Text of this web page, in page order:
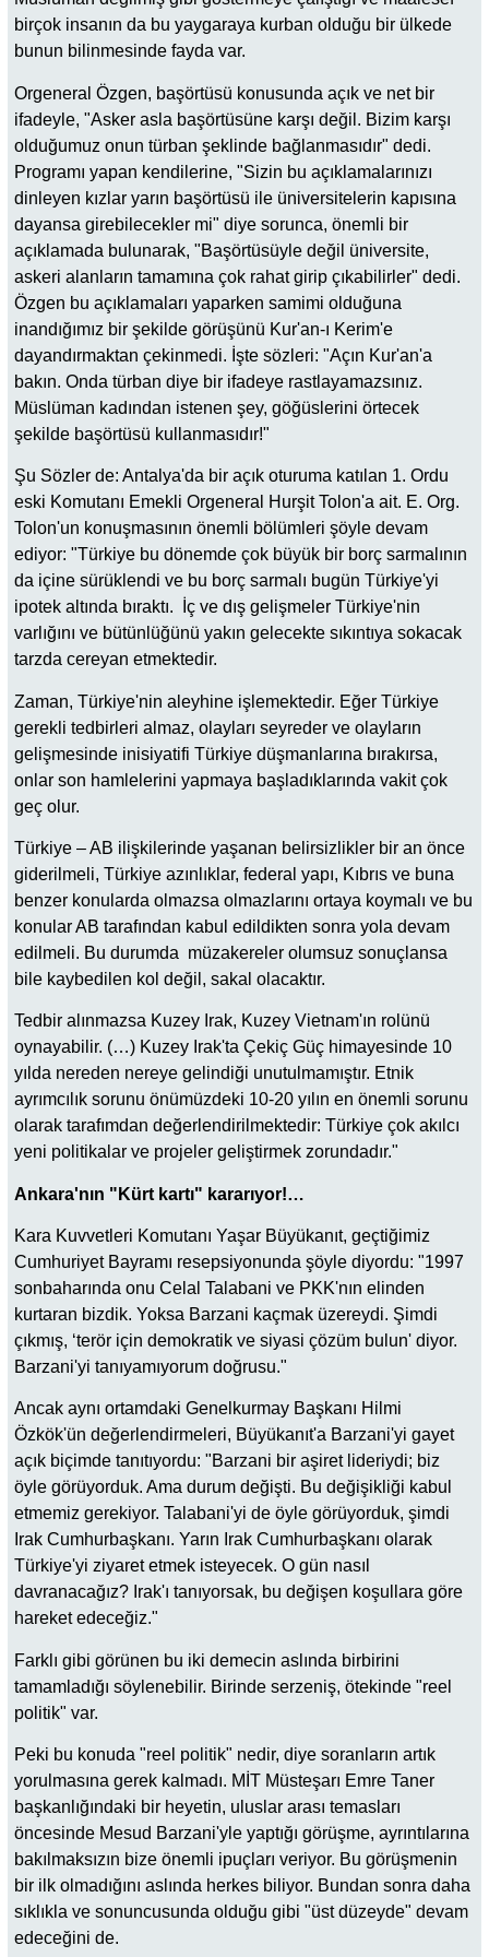
birçok insanın da bu yaygaraya kurban olduğu bir ülkede
bunun bilinmesinde fayda var.
Orgeneral Özgen, başörtüsü konusunda açık ve net bir
ifadeyle, "Asker asla başörtüsüne karşı değil. Bizim karşı
olduğumuz onun türban şeklinde bağlanmasıdır" dedi.
Programı yapan kendilerine, "Sizin bu açıklamalarınızı
dinleyen kızlar yarın başörtüsü ile üniversitelerin kapısına
dayansa girebilecekler mi" diye sorunca, önemli bir
açıklamada bulunarak, "Başörtüsüyle değil üniversite,
askeri alanların tamamına çok rahat girip çıkabilirler" dedi.
Özgen bu açıklamaları yaparken samimi olduğuna
inandığımız bir şekilde görüşünü Kur'an-ı Kerim'e
dayandırmaktan çekinmedi. İşte sözleri: "Açın Kur'an'a
bakın. Onda türban diye bir ifadeye rastlayamazsınız.
Müslüman kadından istenen şey, göğüslerini örtecek
şekilde başörtüsü kullanmasıdır!"
Şu Sözler de: Antalya'da bir açık oturuma katılan 1. Ordu
eski Komutanı Emekli Orgeneral Hurşit Tolon'a ait. E. Org.
Tolon'un konuşmasının önemli bölümleri şöyle devam
ediyor: "Türkiye bu dönemde çok büyük bir borç sarmalının
da içine sürüklendi ve bu borç sarmalı bugün Türkiye'yi
ipotek altında bıraktı. İç ve dış gelişmeler Türkiye'nin
varlığını ve bütünlüğünü yakın gelecekte sıkıntıya sokacak
tarzda cereyan etmektedir.
Zaman, Türkiye'nin aleyhine işlemektedir. Eğer Türkiye
gerekli tedbirleri almaz, olayları seyreder ve olayların
gelişmesinde inisiyatifi Türkiye düşmanlarına bırakırsa,
onlar son hamlelerini yapmaya başladıklarında vakit çok
geç olur.
Türkiye – AB ilişkilerinde yaşanan belirsizlikler bir an önce
giderilmeli, Türkiye azınlıklar, federal yapı, Kıbrıs ve buna
benzer konularda olmazsa olmazlarını ortaya koymalı ve bu
konular AB tarafından kabul edildikten sonra yola devam
edilmeli. Bu durumda müzakereler olumsuz sonuçlansa
bile kaybedilen kol değil, sakal olacaktır.
Tedbir alınmazsa Kuzey Irak, Kuzey Vietnam'ın rolünü
oynayabilir. (…) Kuzey Irak'ta Çekiç Güç himayesinde 10
yılda nereden nereye gelindiği unutulmamıştır. Etnik
ayrımcılık sorunu önümüzdeki 10-20 yılın en önemli sorunu
olarak tarafımdan değerlendirilmektedir: Türkiye çok akılcı
yeni politikalar ve projeler geliştirmek zorundadır."
Ankara'nın "Kürt kartı" kararıyor!…
Kara Kuvvetleri Komutanı Yaşar Büyükanıt, geçtiğimiz
Cumhuriyet Bayramı resepsiyonunda şöyle diyordu: "1997
sonbaharında onu Celal Talabani ve PKK'nın elinden
kurtaran bizdik. Yoksa Barzani kaçmak üzereydi. Şimdi
çıkmış, ‘terör için demokratik ve siyasi çözüm bulun' diyor.
Barzani'yi tanıyamıyorum doğrusu."
Ancak aynı ortamdaki Genelkurmay Başkanı Hilmi
Özkök'ün değerlendirmeleri, Büyükanıt'a Barzani'yi gayet
açık biçimde tanıtıyordu: "Barzani bir aşiret lideriydi; biz
öyle görüyorduk. Ama durum değişti. Bu değişikliği kabul
etmemiz gerekiyor. Talabani'yi de öyle görüyorduk, şimdi
Irak Cumhurbaşkanı. Yarın Irak Cumhurbaşkanı olarak
Türkiye'yi ziyaret etmek isteyecek. O gün nasıl
davranacağız? Irak'ı tanıyorsak, bu değişen koşullara göre
hareket edeceğiz."
Farklı gibi görünen bu iki demecin aslında birbirini
tamamladığı söylenebilir. Birinde serzeniş, ötekinde "reel
politik" var.
Peki bu konuda "reel politik" nedir, diye soranların artık
yorulmasına gerek kalmadı. MİT Müsteşarı Emre Taner
başkanlığındaki bir heyetin, uluslar arası temasları
öncesinde Mesud Barzani'yle yaptığı görüşme, ayrıntılarına
bakılmaksızın bize önemli ipuçları veriyor. Bu görüşmenin
bir ilk olmadığını aslında herkes biliyor. Bundan sonra daha
sıklıkla ve sonuncusunda olduğu gibi "üst düzeyde" devam
edeceğini de.